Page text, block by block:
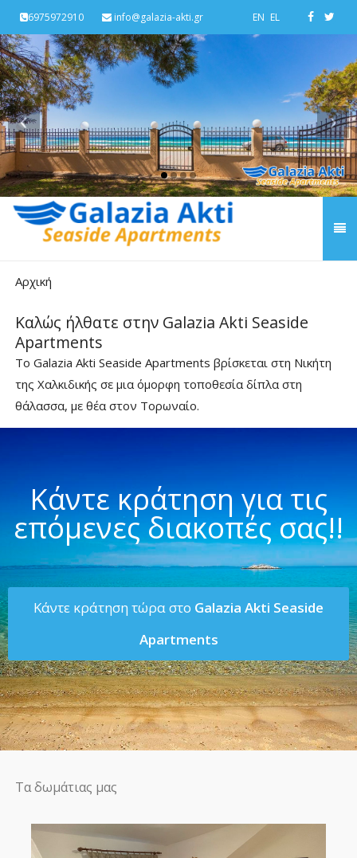
6975972910 info@galazia-akti.gr EN EL
›
‹
Αρχική
Καλώς ήλθατε στην Galazia Akti Seaside
Apartments
Το Galazia Akti Seaside Apartments βρίσκεται στη Νικήτη
της Χαλκιδικής σε μια όμορφη τοποθεσία δίπλα στη
θάλασσα, με θέα στον Τορωναίο.
Κάντε κράτηση για τις
επόμενες διακοπές σας!!
Κάντε κράτηση τώρα στο Galazia Akti Seaside
Apartments
Τα δωμάτιας μας